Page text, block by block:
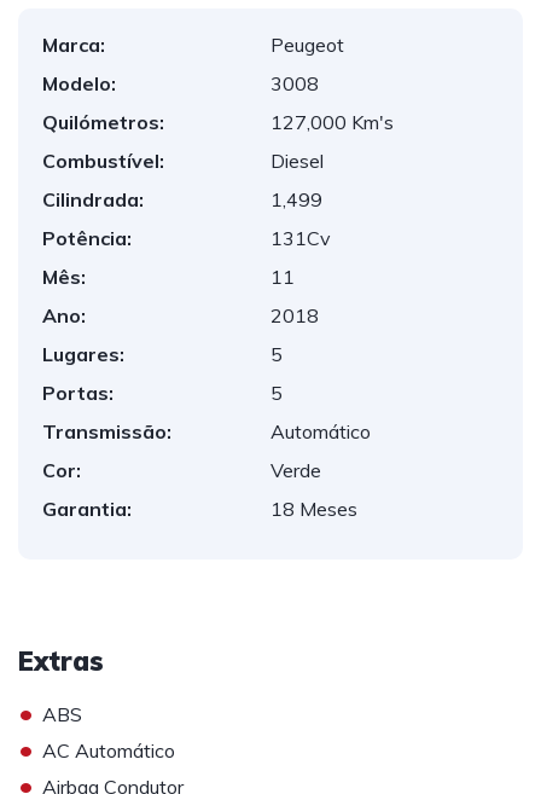
Marca:
Peugeot
Modelo:
3008
Quilómetros:
127,000 Km's
Combustível:
Diesel
Cilindrada:
1,499
Potência:
131Cv
Mês:
11
Ano:
2018
Lugares:
5
Portas:
5
Transmissão:
Automático
Cor:
Verde
Garantia:
18 Meses
Extras
• ABS
• AC Automático
• Airbag Condutor